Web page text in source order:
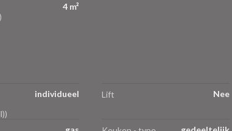
4 m²
individueel Lift Nee